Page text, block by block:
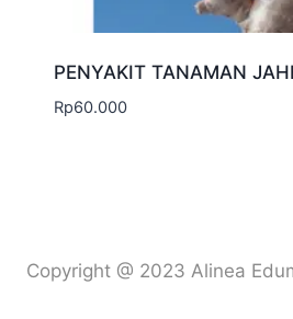
PENYAKIT TANAMAN
Rp60.000
Copyright @ 2023 Alinea